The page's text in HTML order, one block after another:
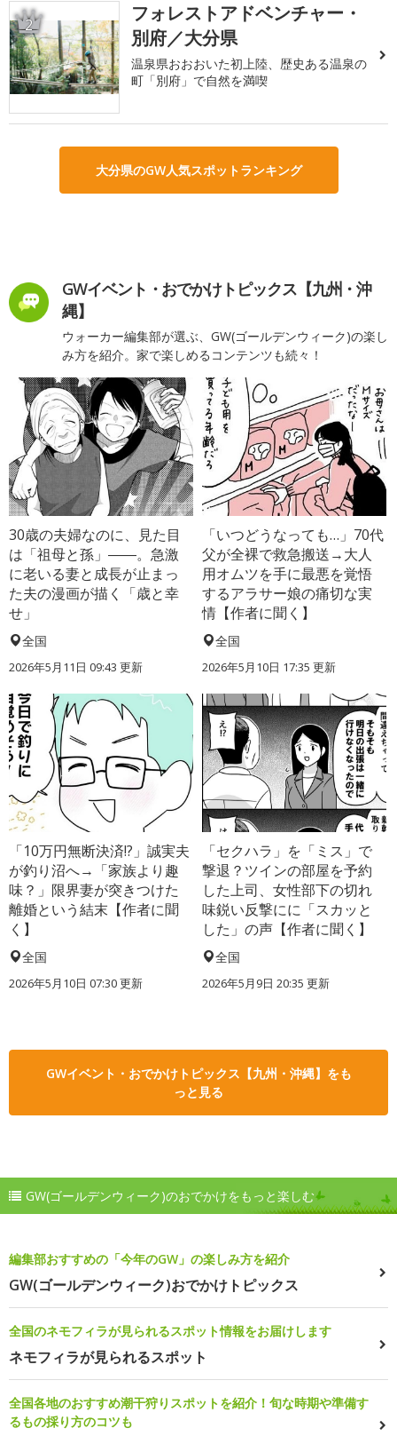
2
フォレストアドベンチャー・
別府／大分県
温泉県おおおいた初上陸、歴史ある温泉の
町「別府」で自然を満喫
大分県のGW人気スポットランキング
GWイベント・おでかけトピックス【九州・沖
縄】
ウォーカー編集部が選ぶ、GW(ゴールデンウィーク)の楽し
み方を紹介。家で楽しめるコンテンツも続々！
30歳の夫婦なのに、見た目
は「祖母と孫」――。急激
に老いる妻と成長が止まっ
た夫の漫画が描く「歳と幸
せ」
全国
2026年5月11日 09:43 更新
「いつどうなっても…」70代
父が全裸で救急搬送→大人
用オムツを手に最悪を覚悟
するアラサー娘の痛切な実
情【作者に聞く】
全国
2026年5月10日 17:35 更新
「10万円無断決済!?」誠実夫
が釣り沼へ→「家族より趣
味？」限界妻が突きつけた
離婚という結末【作者に聞
く】
全国
2026年5月10日 07:30 更新
「セクハラ」を「ミス」で
撃退？ツインの部屋を予約
した上司、女性部下の切れ
味鋭い反撃にに「スカッと
した」の声【作者に聞く】
全国
2026年5月9日 20:35 更新
GWイベント・おでかけトピックス【九州・沖縄】をも
っと見る
GW(ゴールデンウィーク)のおでかけをもっと楽しむ
編集部おすすめの「今年のGW」の楽しみ方を紹介
GW(ゴールデンウィーク)おでかけトピックス
全国のネモフィラが見られるスポット情報をお届けします
ネモフィラが見られるスポット
全国各地のおすすめ潮干狩りスポットを紹介！旬な時期や準備す
るもの採り方のコツも